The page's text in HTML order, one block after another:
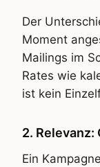
Der
Moment
Mailings im
Rates wie
ist kein
2.
Ein